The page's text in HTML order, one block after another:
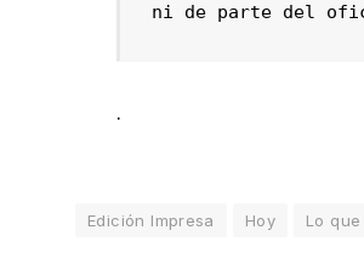
ni de parte del
.
Edición Impresa Hoy Lo